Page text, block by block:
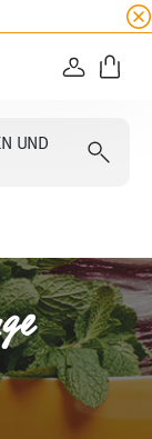
Thomas
UND